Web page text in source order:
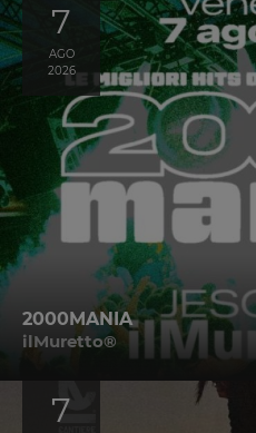
7
AGO
2026
2000MANIA
ilMuretto®
7